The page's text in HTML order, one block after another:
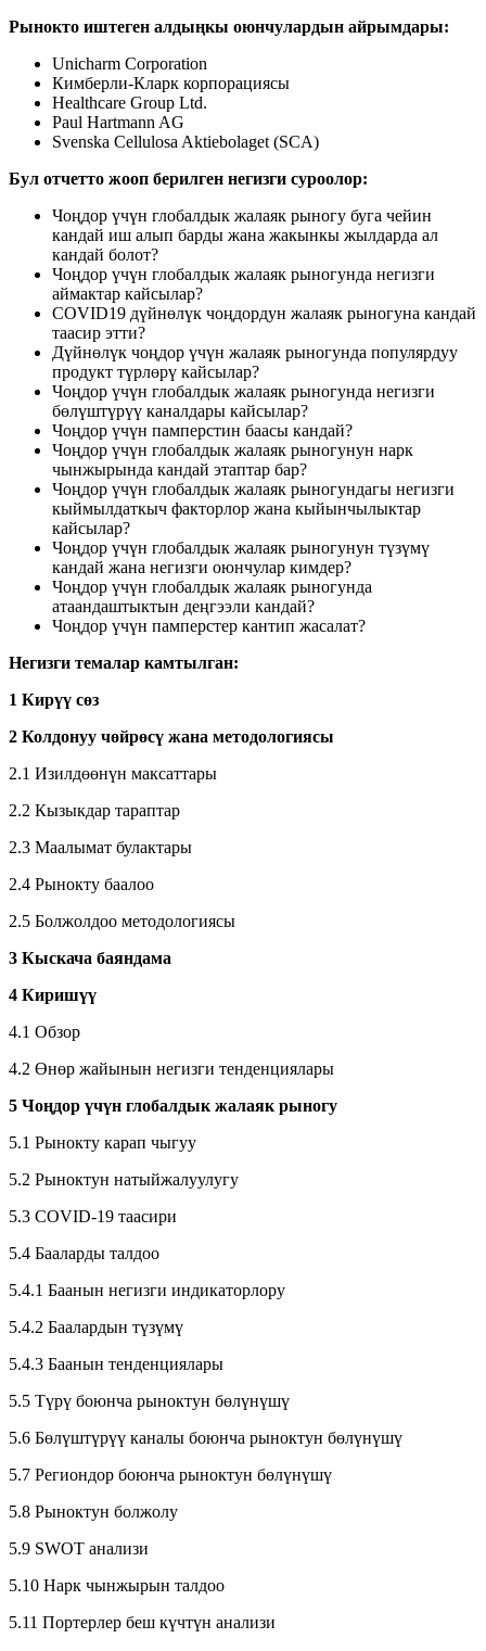
Рынокто иштеген алдыңкы оюнчулардын айрымдары:
Unicharm Corporation
Кимберли-Кларк корпорациясы
Healthcare Group Ltd.
Paul Hartmann AG
Svenska Cellulosa Aktiebolaget (SCA)
Бул отчетто жооп берилген негизги суроолор:
Чоңдор үчүн глобалдык жалаяк рыногу буга чейин
кандай иш алып барды жана жакынкы жылдарда ал
кандай болот?
Чоңдор үчүн глобалдык жалаяк рыногунда негизги
аймактар ​​кайсылар?
COVID19 дүйнөлүк чоңдордун жалаяк рыногуна кандай
таасир этти?
Дүйнөлүк чоңдор үчүн жалаяк рыногунда популярдуу
продукт түрлөрү кайсылар?
Чоңдор үчүн глобалдык жалаяк рыногунда негизги
бөлүштүрүү каналдары кайсылар?
Чоңдор үчүн памперстин баасы кандай?
Чоңдор үчүн глобалдык жалаяк рыногунун нарк
чынжырында кандай этаптар бар?
Чоңдор үчүн глобалдык жалаяк рыногундагы негизги
кыймылдаткыч факторлор жана кыйынчылыктар
кайсылар?
Чоңдор үчүн глобалдык жалаяк рыногунун түзүмү
кандай жана негизги оюнчулар кимдер?
Чоңдор үчүн глобалдык жалаяк рыногунда
атаандаштыктын деңгээли кандай?
Чоңдор үчүн памперстер кантип жасалат?
Негизги темалар камтылган:
1 Кирүү сөз
2 Колдонуу чөйрөсү жана методологиясы
2.1 Изилдөөнүн максаттары
2.2 Кызыкдар тараптар
2.3 Маалымат булактары
2.4 Рынокту баалоо
2.5 Болжолдоо методологиясы
3 Кыскача баяндама
4 Киришүү
4.1 Обзор
4.2 Өнөр жайынын негизги тенденциялары
5 Чоңдор үчүн глобалдык жалаяк рыногу
5.1 Рынокту карап чыгуу
5.2 Рыноктун натыйжалуулугу
5.3 COVID-19 таасири
5.4 Бааларды талдоо
5.4.1 Баанын негизги индикаторлору
5.4.2 Баалардын түзүмү
5.4.3 Баанын тенденциялары
5.5 Түрү боюнча рыноктун бөлүнүшү
5.6 Бөлүштүрүү каналы боюнча рыноктун бөлүнүшү
5.7 Региондор боюнча рыноктун бөлүнүшү
5.8 Рыноктун болжолу
5.9 SWOT анализи
5.10 Нарк чынжырын талдоо
5.11 Портерлер беш күчтүн анализи